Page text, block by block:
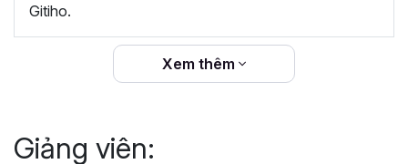
thuật hay trong Excel khác với hàm và công thức.
Những thiết lập chế độ làm việc trên Excel như thiết
lập theme, background, in ấn, và các thanh, tiêu đề,
đường kẻ lưới trong Excel.
và gán nội dung văn bản vào hình khối.
Gitiho.
Xem thêm
Giảng viên: